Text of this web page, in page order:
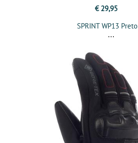
€ 29,95
SPRINT WP13 Preto